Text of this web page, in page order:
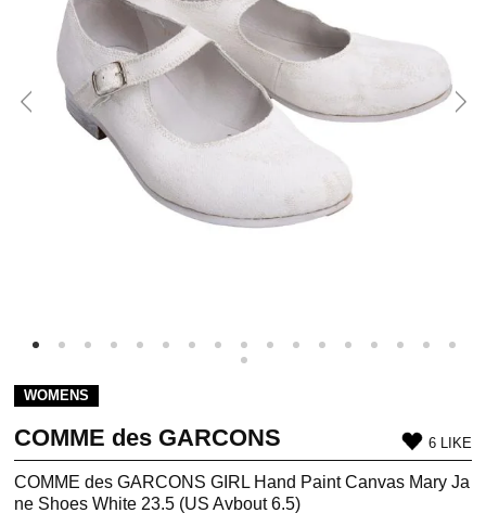
WOMENS
COMME des GARCONS 6 LIKE
COMME des GARCONS GIRL Hand Paint Canvas Mary Ja
ne Shoes White 23.5 (US Avbout 6.5)